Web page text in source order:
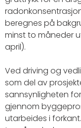
beregnes på
minst to måneder
april).
Ved driving og
som del av
sannsynligheten
gjennom
utarbeides i